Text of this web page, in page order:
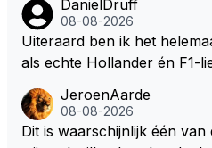
rstand ontzettend
p opgegeven voor
gebeurd is, zeker met
DanielDruff
08-08-2026
Uiteraard ben ik het
als echte Hollander én F1-
aatste tijd kriebelt bij mij
s een knappe auto van
JeroenAarde
08-08-2026
Dit is waarschijnlijk één